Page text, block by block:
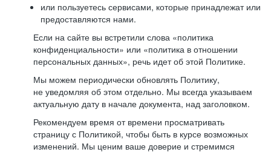
или пользуетесь сервисами, которые принадлежат или
предоставляются нами.
Если на сайте вы встретили слова «политика
конфиденциальности» или «политика в отношении
персональных данных», речь идет об этой Политике.
Мы можем периодически обновлять Политику,
не уведомляя об этом отдельно. Мы всегда указываем
актуальную дату в начале документа, над заголовком.
Рекомендуем время от времени просматривать
страницу с Политикой, чтобы быть в курсе возможных
изменений. Мы ценим ваше доверие и стремимся